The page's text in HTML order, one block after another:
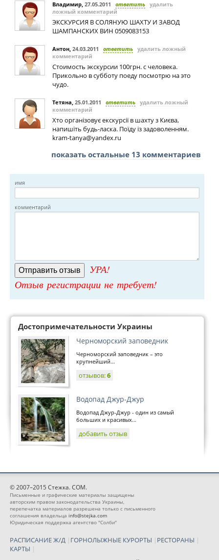
Владимир, 27.05.2011 ответить удалить
ложный комментарий
ЭКСКУРСИЯ В СОЛЯНУЮ ШАХТУ И ЗАВОД
ШАМПАНСКИХ ВИН 0509083153
Антон, 24.03.2011 ответить удалить ложный
комментарий
Стоимость экскурсии 100грн. с человека.
Прикольно в субботу поеду посмотрю на это
чудо.
Тетяна, 25.01.2011 ответить удалить ложный
комментарий
Хто організовує екскурсії в шахту з Києва,
напишіть будь-ласка. Поїду із задоволенням.
kram-tanya@yandex.ru
показать остальные 13 комментариев
имя
комментарий
УРА!
Отзыв регистрации не требует!
Достопримечательности Украины
Черноморский заповедник
Черноморский заповедник – это
крупнейший...
отзывов:6
Водопад Джур-Джур
Водопад Джур-Джур - один из самый
больших и красивых...
добавить отзыв
© 2007–2015 Стежка. COM.
Письменные и графические материалы защищены
авторским правом законодательства Украины,
перепечатка материалов разрешена только с письменного
соглашения владельца info@stejka.com
Юридическая поддержка агентство "Солби"
РАСПИСАНИЕ Ж/Д | ГОРНОЛЫЖНЫЕ КУРОРТЫ | РЕСТОРАНЫ |
КАРТЫ |